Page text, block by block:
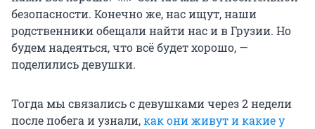
безопасности. Конечно же, нас ищут, наши
родственники обещали найти нас и в Грузии. Но
будем надеяться, что всё будет хорошо, —
поделились девушки.
Тогда мы связались с девушками через 2 недели
после побега и узнали,как они живут и какие у